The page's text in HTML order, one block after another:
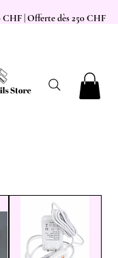
| Offerte dès 250 CHF